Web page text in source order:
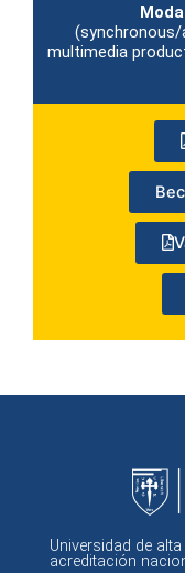
(synchronous/
multimedia
Universidad de
acreditación